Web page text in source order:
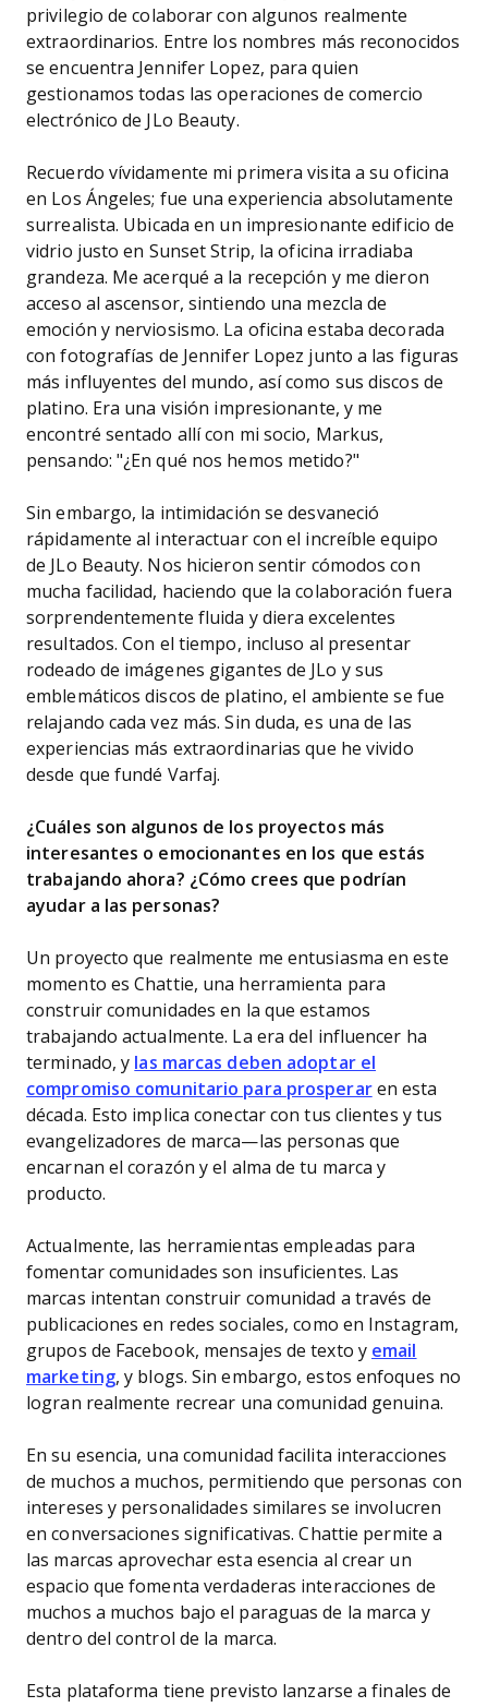
privilegio de colaborar con algunos realmente
extraordinarios. Entre los nombres más reconocidos
se encuentra Jennifer Lopez, para quien
gestionamos todas las operaciones de comercio
electrónico de JLo Beauty.
Recuerdo vívidamente mi primera visita a su oficina
en Los Ángeles; fue una experiencia absolutamente
surrealista. Ubicada en un impresionante edificio de
vidrio justo en Sunset Strip, la oficina irradiaba
grandeza. Me acerqué a la recepción y me dieron
acceso al ascensor, sintiendo una mezcla de
emoción y nerviosismo. La oficina estaba decorada
con fotografías de Jennifer Lopez junto a las figuras
más influyentes del mundo, así como sus discos de
platino. Era una visión impresionante, y me
encontré sentado allí con mi socio, Markus,
pensando: "¿En qué nos hemos metido?"
Sin embargo, la intimidación se desvaneció
rápidamente al interactuar con el increíble equipo
de JLo Beauty. Nos hicieron sentir cómodos con
mucha facilidad, haciendo que la colaboración fuera
sorprendentemente fluida y diera excelentes
resultados. Con el tiempo, incluso al presentar
rodeado de imágenes gigantes de JLo y sus
emblemáticos discos de platino, el ambiente se fue
relajando cada vez más. Sin duda, es una de las
experiencias más extraordinarias que he vivido
desde que fundé Varfaj.
¿Cuáles son algunos de los proyectos más
interesantes o emocionantes en los que estás
trabajando ahora? ¿Cómo crees que podrían
ayudar a las personas?
Un proyecto que realmente me entusiasma en este
momento es Chattie, una herramienta para
construir comunidades en la que estamos
trabajando actualmente. La era del influencer ha
terminado, y las marcas deben adoptar el
compromiso comunitario para prosperaren esta
década. Esto implica conectar con tus clientes y tus
evangelizadores de marca—las personas que
encarnan el corazón y el alma de tu marca y
producto.
Actualmente, las herramientas empleadas para
fomentar comunidades son insuficientes. Las
marcas intentan construir comunidad a través de
publicaciones en redes sociales, como en Instagram,
grupos de Facebook, mensajes de texto y email
marketing, y blogs. Sin embargo, estos enfoques no
logran realmente recrear una comunidad genuina.
En su esencia, una comunidad facilita interacciones
de muchos a muchos, permitiendo que personas con
intereses y personalidades similares se involucren
en conversaciones significativas. Chattie permite a
las marcas aprovechar esta esencia al crear un
espacio que fomenta verdaderas interacciones de
muchos a muchos bajo el paraguas de la marca y
dentro del control de la marca.
Esta plataforma tiene previsto lanzarse a finales de